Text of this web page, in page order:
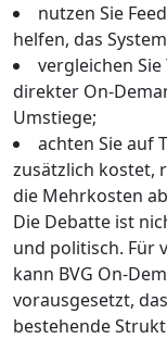
nutzen Sie
helfen, das
vergleichen Sie
direkter
Umstiege;
achten Sie auf
zusätzlich kostet,
die Mehrkosten
Die Debatte ist
und politisch. Für
kann BVG
vorausgesetzt,
bestehende